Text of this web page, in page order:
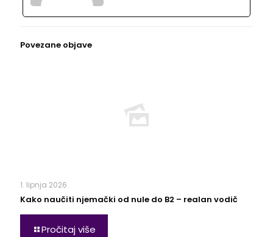
Povezane objave
1. lipnja 2026.
Kako naučiti njemački od nule do B2 – realan vodič
Pročitaj više